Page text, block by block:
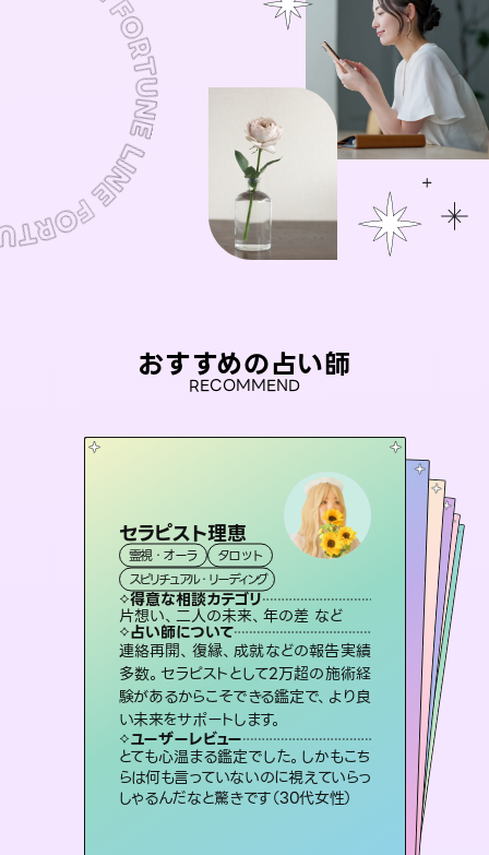
おすすめの占い師
RECOMMEND
セラピスト理恵
霊視・オーラ
タロット
スピリチュアル・リーディング
得意な相談カテゴリ
片想い、二人の未来、年の差 など
占い師について
連絡再開、復縁、成就などの報告実績
多数。セラピストとして2万超の施術経
験があるからこそできる鑑定で、より良
い未来をサポートします。
ユーザーレビュー
とても心温まる鑑定でした。しかもこち
らは何も言っていないのに視えていらっ
しゃるんだなと驚きです（30代女性）
未来視師＊花
霊視・オーラ 心理学
スピリチュアル・リーディング
得意な相談カテゴリ
出逢い、片想い、復縁 など
占い師について
未来には何パターンもの選択肢があり
ます。不安で視えにくくなっているあな
たの素敵な未来を見つけ、その未来を
選択できるようアドバイスします。
ユーザーレビュー
職場の人の性質や人間関係、本心など
本当によく視えていてびっくり。対策が
打てて前向きになれます（40代）
おう 霊感オラクル
霊視・オーラ
オラクルカード
得意な相談カテゴリ
恋愛総合、あの人の気持ち など
占い師について
霊視×オラクルカードを使って「今」と
「未来」そして「気になるあの人の気持
ち」まで丁寧に読み解き、恋や人生のヒ
ントを優しく引き出します。
ユーザーレビュー
不安な気持ちが嘘みたいに晴れまし
た…！よく視えていらっしゃるんだなと
感じました（40代 女性）
アイリス -iris-
西洋占星術
ルーン
得意な相談カテゴリ
恋愛総合、片想い、二人の未来 など
占い師について
復縁、恋愛、不倫の行方、同性愛や片思い、仕事関係や借金問題まで知りたいことや心の負担になっていることを紐解き、背中をそっと押して導きます。
ユーザーレビュー
安心感のあり、言い切ってくれる所や濁
さない鑑定のおかげで、毎回自分の気
持ちを整えられます（30代 男性）
桃源珠羽
霊視・オーラ
スピリチュアル・リーディング
得意な相談カテゴリ
片想い、あの人の気持ち、復縁 など
占い師について
恋愛のお悩みの中でも特に「曖昧な関
係」の相談を得意としており、友達以上
恋人未満なお相手との今後や本音を丁
寧に読み解き恋愛成就へと導きます。
ユーザーレビュー
鑑定していただいてアドバイス通りに行
動すると仲が復活してきました。ありが
とうございました（40代 女性）
彗望（すいぼう
霊視・オーラ
スピリチュアル・リーディング
得意な相談カテゴリ
片想い、あの人の気持ち、復縁 など
占い師について
3,700年以上の歴史を持つ東洋最古の
占術「易占」で詳細まで占い、幸せへ向
かう道筋を示します。厳しい結果にも具
体的な対策をお伝えします。
ユーザーレビュー
複雑な背景もしっかり聞いて鑑定して
いただけました。気持ちが楽になりまし
た（50代 女性）